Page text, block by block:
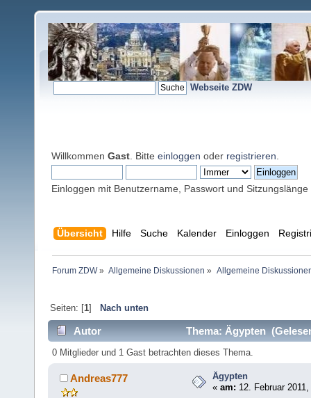
Webseite ZDW
Willkommen Gast . Bitte einloggen oder registrieren
Einloggen mit Benutzername, Passwort und Sitzungslänge
Übersicht Hilfe Suche Kalender Einloggen
Forum ZDW» Allgemeine Diskussionen » Allgemeine
Seiten: [1] Nach unten
Autor Thema: Ägypten
0 Mitglieder und 1 Gast betrachten dieses Thema.
Andreas777
Ägypten
«am: 12. Februar